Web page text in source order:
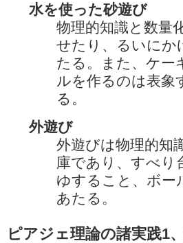
水を使った砂遊び
物理的知識と数量
せたり、るいにか
たる。また、ケー
ルを作るのは表象
る。
外遊び
外遊びは物理的知
庫であり、すべり
ゆすること、ボー
あたる。
ピアジェ理論の諸実践1